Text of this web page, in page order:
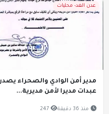
عدن الغد- محليات
مدير أمن الوادي والصحراء يصدر
عبدات مديرا لأمن مديرية...
منذ 36 دقيقة 247